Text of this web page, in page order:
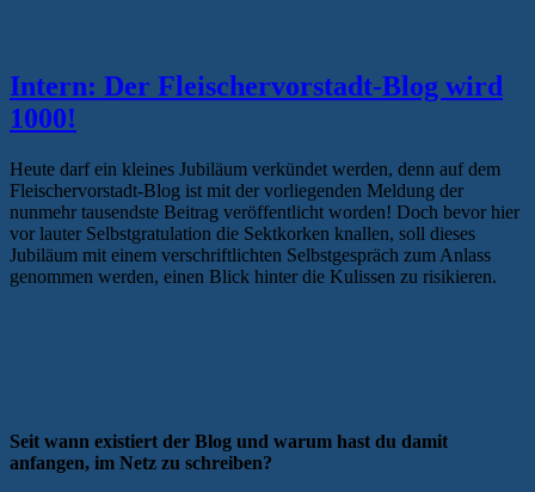
Intern: Der Fleischervorstadt-Blog wird
1000!
Heute darf ein kleines Jubiläum verkündet werden, denn auf dem
Fleischervorstadt-Blog ist mit der vorliegenden Meldung der
nunmehr tausendste Beitrag veröffentlicht worden! Doch bevor hier
vor lauter Selbstgratulation die Sektkorken knallen, soll dieses
Jubiläum mit einem verschriftlichten Selbstgespräch zum Anlass
genommen werden, einen Blick hinter die Kulissen zu risikieren.
Seit wann existiert der Blog und warum hast du damit
anfangen, im Netz zu schreiben?